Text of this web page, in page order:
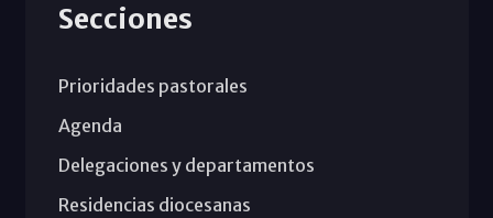
Secciones
Prioridades pastorales
Agenda
Delegaciones y departamentos
Residencias diocesanas